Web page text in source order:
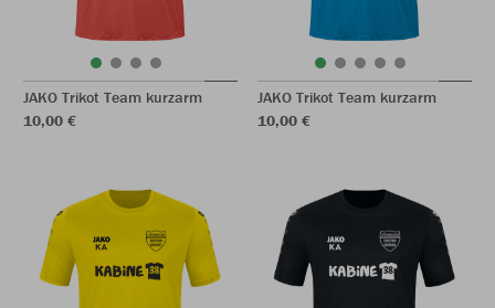
JAKO Trikot Team kurzarm
10,00 €
JAKO Trikot Team kurzarm
10,00 €